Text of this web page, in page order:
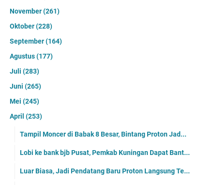
November(261)
Oktober(228)
September(164)
Agustus(177)
Juli (283)
Juni (265)
Mei (245)
April (253)
Tampil Moncer di Babak 8 Besar, Bintang Proton Jad...
Lobi ke bank bjb Pusat, Pemkab Kuningan Dapat Bant...
Luar Biasa, Jadi Pendatang Baru Proton Langsung Te...